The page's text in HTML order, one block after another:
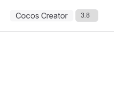
Cocos Creator